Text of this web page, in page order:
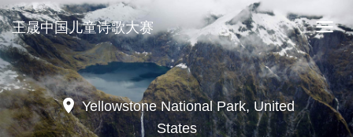
王
中
国
儿
童
王晟中国儿童诗歌大赛
location_onYellowstone National Park, United
States